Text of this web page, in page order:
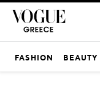
FASHION BEAUTY